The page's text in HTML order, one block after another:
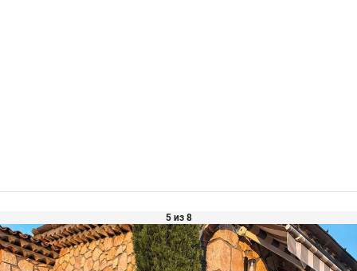
5 из 8